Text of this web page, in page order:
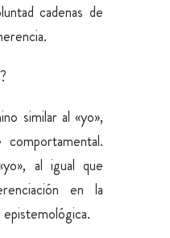
cadenas de
similar al «yo»,
al igual que
en la